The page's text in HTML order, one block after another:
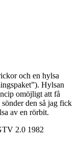
och en hylsa
Hylsan
omöjligt att få
den så jag fick
av en rörbit.
2.0 1982